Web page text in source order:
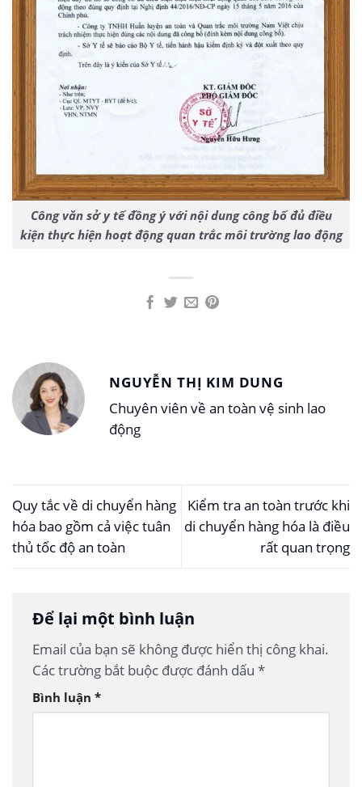
Công văn sở y tế đồng ý với nội dung công bố đủ điều
kiện thực hiện hoạt động quan trắc môi trường lao động
NGUYỄN THỊ KIM DUNG
Chuyên viên về an toàn vệ sinh lao
động
Quy tắc về di chuyển hàng
hóa bao gồm cả việc tuân
thủ tốc độ an toàn
Kiểm tra an toàn trước khi
di chuyển hàng hóa là điều
rất quan trọng
Để lại một bình luận
Email của bạn sẽ không được hiển thị công khai.
Các trường bắt buộc được đánh dấu *
Bình luận *